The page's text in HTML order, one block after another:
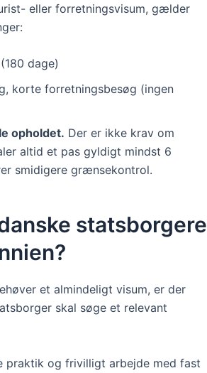
eller forretningsvisum, gælder
dage)
korte forretningsbesøg (ingen
opholdet. Der er ikke krav om
altid et pas gyldigt mindst 6
smidigere grænsekontrol.
statsborgere
et almindeligt visum, er der
skal søge et relevant
praktik og frivilligt arbejde med fast